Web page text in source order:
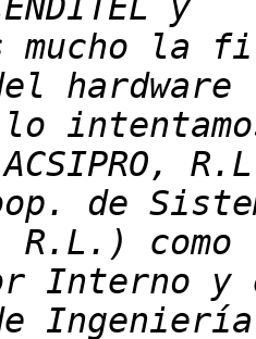
mucho la
de
Interno y